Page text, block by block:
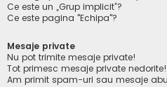
Ce este un „Grup implicit”?
Ce este pagina "Echipa"?
Mesaje private
Nu pot trimite mesaje private!
Tot primesc mesaje private nedorite!
Am primit spam-uri sau mesaje